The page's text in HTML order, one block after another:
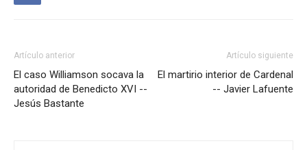
Artículo anterior
El caso Williamson socava la
autoridad de Benedicto XVI --
Jesús Bastante
Artículo siguiente
El martirio interior de Cardenal
-- Javier Lafuente